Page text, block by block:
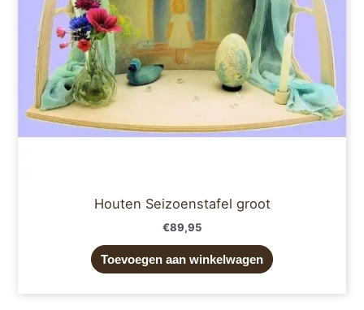
Houten Seizoenstafel groot
€89,95
Toevoegen aan winkelwagen